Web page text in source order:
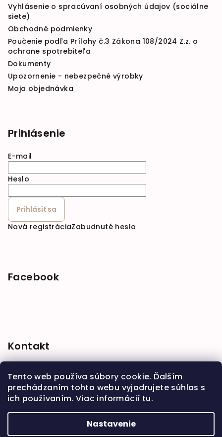
Tento web používa súbory cookie. Ďalším
prechádzaním tohto webu vyjadrujete súhlas s
ich používaním. Viac informácií tu.
Nastavenie
Vyhlásenie o spracúvaní osobných údajov (sociálne
siete)
Obchodné podmienky
Poučenie podľa Prílohy č.3 Zákona 108/2024 Z.z. o
ochrane spotrebiteľa
Dokumenty
Upozornenie - nebezpečné výrobky
Moja objednávka
Prihlásenie
E-mail
Heslo
Prihlásiť sa
Nová registráciaZabudnuté heslo
Facebook
Kontakt
shop @babymarket.sk
+421 914 334 455